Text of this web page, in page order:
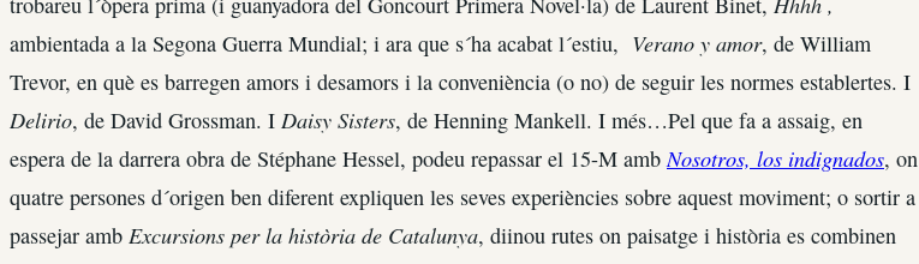
ambientada a la Segona Guerra Mundial; i ara que s´ha acabat l´estiu, Verano y amor, de William
Trevor, en què es barregen amors i desamors i la conveniència (o no) de seguir les normes establertes. I
Delirio, de David Grossman. I Daisy Sisters, de Henning Mankell. I més…Pel que fa a assaig, en
espera de la darrera obra de Stéphane Hessel, podeu repassar el 15-M amb Nosotros, los indignados, on
quatre persones d´origen ben diferent expliquen les seves experiències sobre aquest moviment; o sortir a
passejar amb Excursions per la història de Catalunya, diinou rutes on paisatge i història es combinen